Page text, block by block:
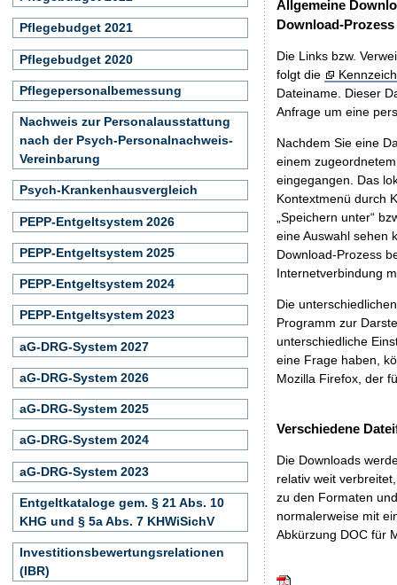
Allgemeine
Download-Prozess
Die Links bzw.
folgt die
Dateiname. Dieser
Anfrage um eine
Nachdem Sie eine
einem
eingegangen. Das
Kontextmenü durch
„Speichern unter“
eine Auswahl sehen
Download-Prozess
Internetverbindung
Die
Programm zur
unterschiedliche
eine Frage haben,
Mozilla Firefox, der
Verschiedene
Die Downloads
relativ weit
zu den Formaten
normalerweise mit
Abkürzung DOC für
Pflegebudget 2021
Pflegebudget 2020
Pflegepersonalbemessung
Nachweis zur Personalausstattung
nach der Psych-Personalnachweis-
Vereinbarung
Psych-Krankenhausvergleich
PEPP-Entgeltsystem 2026
PEPP-Entgeltsystem 2025
PEPP-Entgeltsystem 2024
PEPP-Entgeltsystem 2023
aG-DRG-System 2027
aG-DRG-System 2026
aG-DRG-System 2025
aG-DRG-System 2024
aG-DRG-System 2023
Entgeltkataloge gem. § 21 Abs. 10
KHG und § 5a Abs. 7 KHWiSichV
Investitionsbewertungsrelationen
(IBR)